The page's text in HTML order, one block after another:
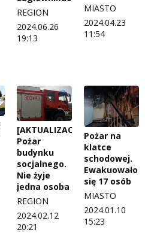
REGION
2024.06.26
19:13
MIASTO
2024.04.23
11:54
[AKTUALIZACJA]
Pożar
budynku
socjalnego.
Nie żyje
jedna osoba
REGION
2024.02.12
20:21
Pożar na
klatce
schodowej.
Ewakuowało
się 17 osób
MIASTO
2024.01.10
15:23